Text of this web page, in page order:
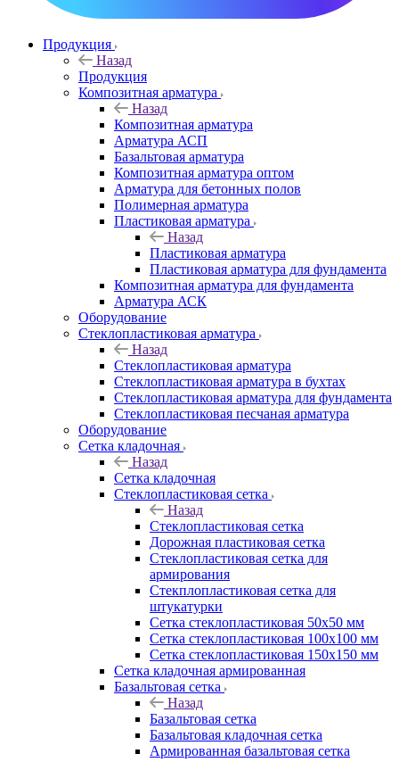
Продукция
Назад
Продукция
Композитная арматура
Назад
Композитная арматура
Арматура АСП
Базальтовая арматура
Композитная арматура оптом
Арматура для бетонных полов
Полимерная арматура
Пластиковая арматура
Назад
Пластиковая арматура
Пластиковая арматура для фундамента
Композитная арматура для фундамента
Арматура АСК
Оборудование
Cтеклопластиковая арматура
Назад
Cтеклопластиковая арматура
Стеклопластиковая арматура в бухтах
Стеклопластиковая арматура для фундамента
Стеклопластиковая песчаная арматура
Оборудование
Сетка кладочная
Назад
Сетка кладочная
Стеклопластиковая сетка
Назад
Стеклопластиковая сетка
Дорожная пластиковая сетка
Стеклопластиковая сетка для
армирования
Стекплопластиковая сетка для
штукатурки
Сетка стеклопластиковая 50x50 мм
Сетка стеклопластиковая 100x100 мм
Сетка стеклопластиковая 150x150 мм
Сетка кладочная армированная
Базальтовая сетка
Назад
Базальтовая сетка
Базальтовая кладочная сетка
Армированная базальтовая сетка